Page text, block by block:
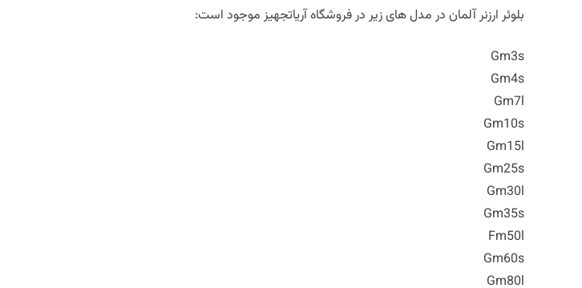
بلوئر ارزنر آلمان در مدل های زیر در فروشگاه آریاتجهیز موجود است:
Gm3s
Gm4s
Gm7l
Gm10s
Gm15l
Gm25s
Gm30l
Gm35s
Fm50l
Gm60s
Gm80l